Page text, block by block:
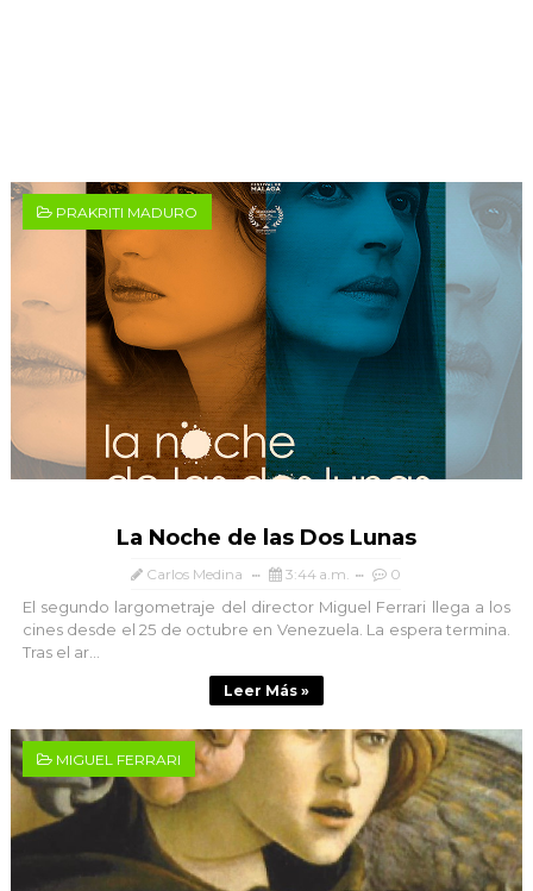
PRAKRITI MADURO
La Noche de las Dos Lunas
Carlos Medina 3:44 a.m. 0
El segundo largometraje del director Miguel Ferrari llega a los
cines desde el 25 de octubre en Venezuela. La espera termina.
Tras el ar...
Leer Más »
MIGUEL FERRARI